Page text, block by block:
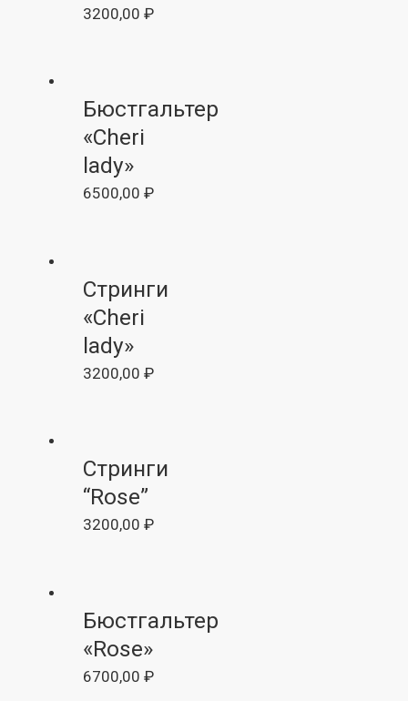
3200,00 ₽
Бюстгальтер
«Cheri
lady»
6500,00 ₽
Стринги
«Cheri
lady»
3200,00 ₽
Стринги
“Rose”
3200,00 ₽
Бюстгальтер
«Rose»
6700,00 ₽